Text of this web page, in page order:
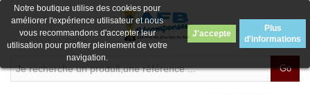
Go
Notre boutique utilise des cookies pour
améliorer l'expérience utilisateur et nous
vous recommandons d'accepter leur
utilisation pour profiter pleinement de votre
navigation.
J'accepte
Plus
d'informations